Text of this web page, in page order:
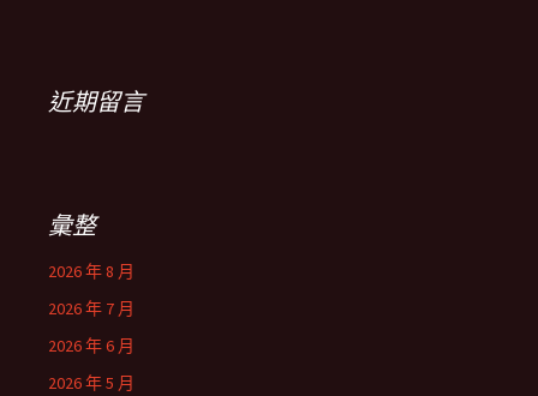
近期留言
彙整
2026 年 8 月
2026 年 7 月
2026 年 6 月
2026 年 5 月